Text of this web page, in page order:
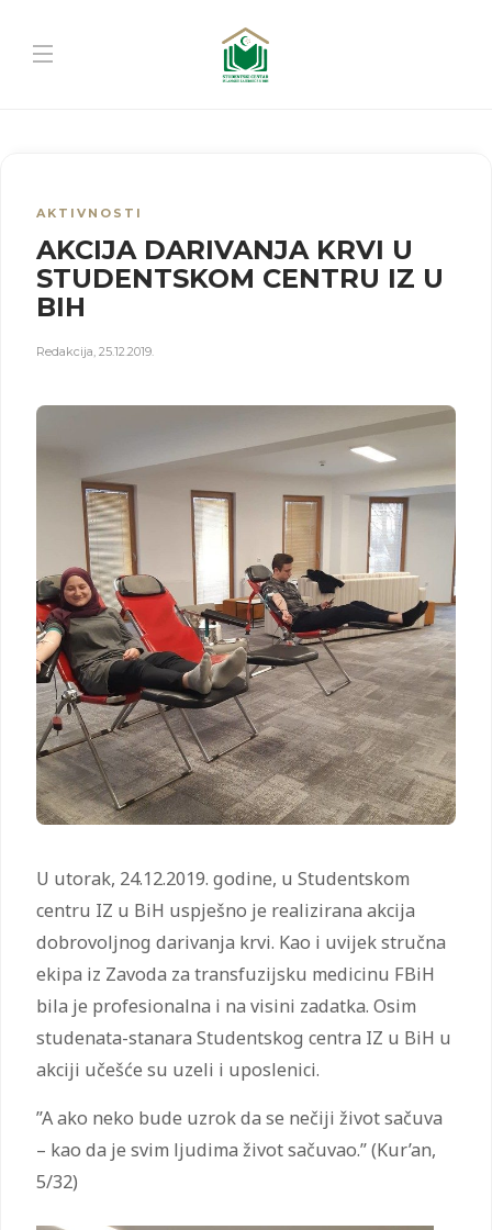
AKTIVNOSTI
AKCIJA DARIVANJA KRVI U
STUDENTSKOM CENTRU IZ U
BIH
Redakcija, 25.12.2019.
U utorak, 24.12.2019. godine, u Studentskom
centru IZ u BiH uspješno je realizirana akcija
dobrovoljnog darivanja krvi. Kao i uvijek stručna
ekipa iz Zavoda za transfuzijsku medicinu FBiH
bila je profesionalna i na visini zadatka. Osim
studenata-stanara Studentskog centra IZ u BiH u
akciji učešće su uzeli i uposlenici.
”A ako neko bude uzrok da se nečiji život sačuva
– kao da je svim ljudima život sačuvao.” (Kur’an,
5/32)